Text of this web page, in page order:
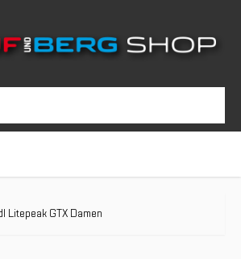
Litepeak GTX Damen